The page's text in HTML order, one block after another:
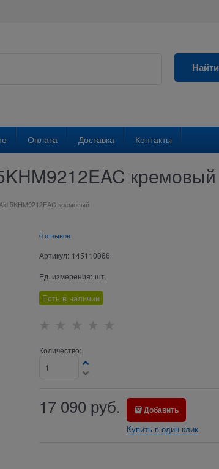
Найти
Оплата Доставка Контакты
кремовый
5KHM9212EAC кремовый
0 отзывов
Артикул: 145110066
Ед. измерения: шт.
Есть в наличии
Количество:
17 090 руб. Добавить
Купить в один клик